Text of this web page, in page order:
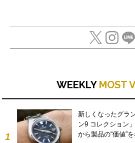
WEEKLY MOST
1
新しくなったグラ
ン9 コレクション
から製品の“価値”